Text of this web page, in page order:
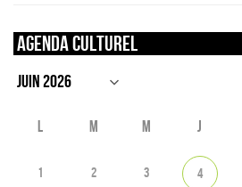
Agenda culturel
L M M J
1 2 3 4